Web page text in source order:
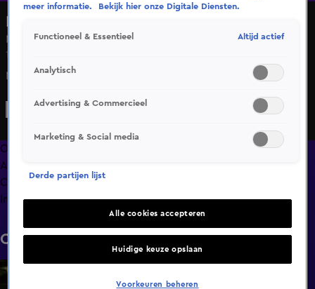
Nick is ontzettend bang van kippen
1 feb 2022, 14:25
Nick is ontzettend bang van kippen
Overzicht
Afleveringen
Clips
Info
Clips
6:19
Daphne OPENHARTIG over KINDEREN
KRIJGEN!
meer informatie.
Bekijk hier onze Digitale Diensten.
Functioneel & Essentieel Altijd actief
Analytisch
Advertising & Commercieel
Marketing & Social media
Derde partijen lijst
Alle cookies accepteren
Huidige keuze opslaan
Voorkeuren beheren